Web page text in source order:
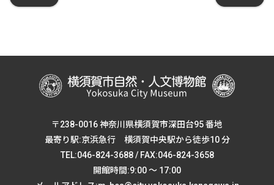
〒238-0016 神奈川県横須賀市深田台95 番地
最寄り駅:京浜急行 横須賀中央駅から徒歩10 分
TEL:046-824-3688 / FAX:046-824-3658
開館時間:9:00 ～ 17:00